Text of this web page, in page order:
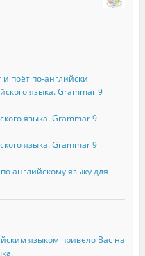
поёт по-английски
языка. Grammar 9
языка. Grammar 9
языка. Grammar 9
английскому языку для
языком привело Вас на